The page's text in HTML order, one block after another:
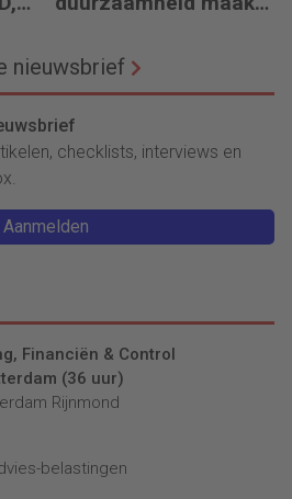
nieuwsbrief
checklists, interviews en
Aanmelden
Financiën & Control
(36 uur)
Rijnmond
belastingen